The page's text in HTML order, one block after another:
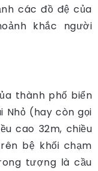
các đồ đệ của
khắc người
thành phố biển
Nhỏ (hay còn gọi
cao 32m, chiều
bệ khối chạm
tượng là cầu